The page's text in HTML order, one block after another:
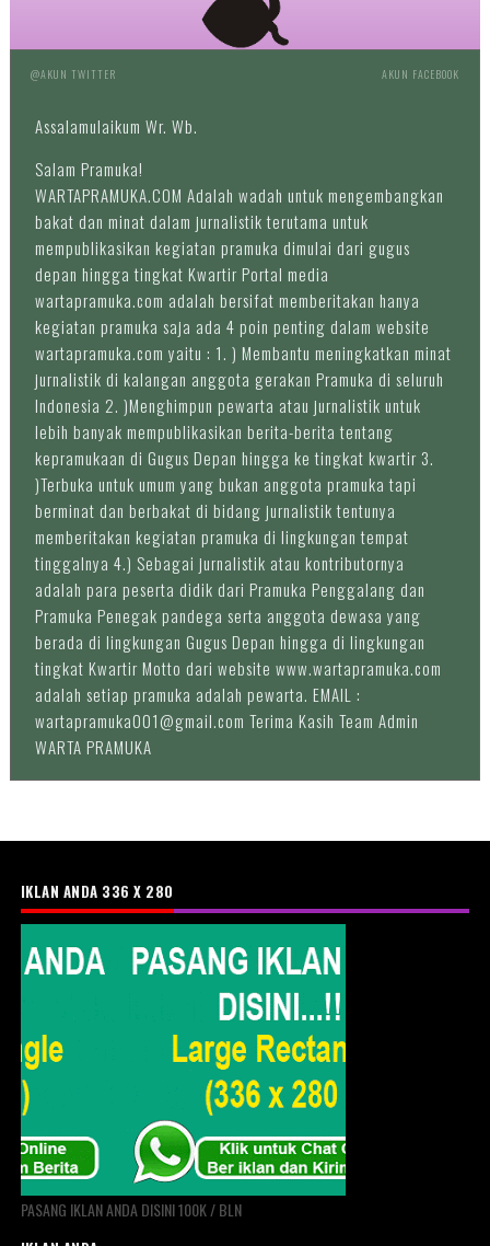
@AKUN TWITTER AKUN FACEBOOK
Assalamulaikum Wr. Wb.
Salam Pramuka!
WARTAPRAMUKA.COM Adalah wadah untuk mengembangkan
bakat dan minat dalam jurnalistik terutama untuk
mempublikasikan kegiatan pramuka dimulai dari gugus
depan hingga tingkat Kwartir Portal media
wartapramuka.com adalah bersifat memberitakan hanya
kegiatan pramuka saja ada 4 poin penting dalam website
wartapramuka.com yaitu : 1. ) Membantu meningkatkan minat
jurnalistik di kalangan anggota gerakan Pramuka di seluruh
Indonesia 2. )Menghimpun pewarta atau jurnalistik untuk
lebih banyak mempublikasikan berita-berita tentang
kepramukaan di Gugus Depan hingga ke tingkat kwartir 3.
)Terbuka untuk umum yang bukan anggota pramuka tapi
berminat dan berbakat di bidang jurnalistik tentunya
memberitakan kegiatan pramuka di lingkungan tempat
tinggalnya 4.) Sebagai jurnalistik atau kontributornya
adalah para peserta didik dari Pramuka Penggalang dan
Pramuka Penegak pandega serta anggota dewasa yang
berada di lingkungan Gugus Depan hingga di lingkungan
tingkat Kwartir Motto dari website www.wartapramuka.com
adalah setiap pramuka adalah pewarta. EMAIL :
wartapramuka001@gmail.com Terima Kasih Team Admin
WARTA PRAMUKA
IKLAN ANDA 336 X 280
PASANG IKLAN ANDA DISINI 100K / BLN